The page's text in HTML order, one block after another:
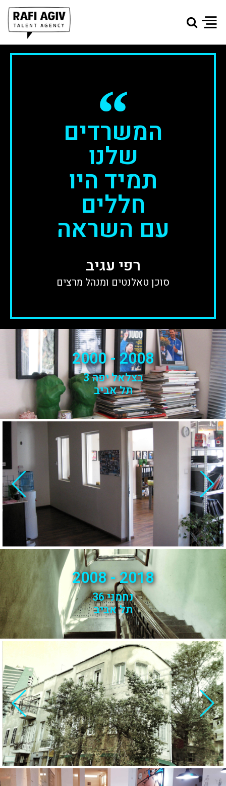
“
המשרדים
שלנו
תמיד היו
חללים
עם השראה
רפי עגיב
סוכן טאלנטים ומנהל מרצים
2008 - 2000
בצלאל יפה 3
תל אביב
2018 - 2008
נחמני 36
תל אביב